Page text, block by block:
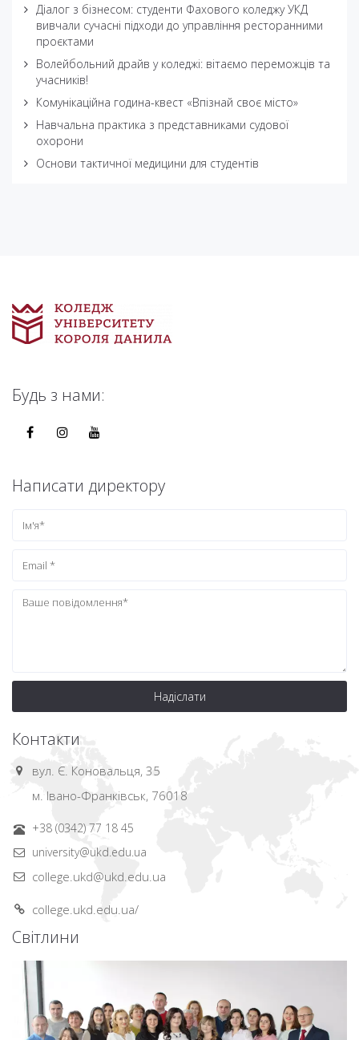
Діалог з бізнесом: студенти Фахового коледжу УКД
вивчали сучасні підходи до управління ресторанними
проєктами
Волейбольний драйв у коледжі: вітаємо переможців та
учасників!
Комунікаційна година-квест «Впізнай своє місто»
Навчальна практика з представниками судової
охорони
Основи тактичної медицини для студентів
Будь з нами:
Написати директору
Надіслати
Контакти
вул. Є. Коновальця, 35
м. Івано-Франківськ, 76018
+38 (0342) 77 18 45
university@ukd.edu.ua
college.ukd@ukd.edu.ua
college.ukd.edu.ua/
Світлини